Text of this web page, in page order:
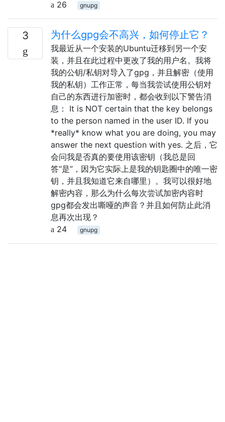
26
gnupg
3 为什么gpg会不高兴，如何停止它？
我最近从一个安装的Ubuntu迁移到另一个安
装，并且在此过程中更改了我的用户名。我将
我的公钥/私钥对导入了gpg，并且解密（使用
我的私钥）工作正常，每当我尝试使用公钥对
自己的东西进行加密时，都会收到以下警告消
息： It is NOT certain that the key belongs
to the person named in the user ID. If you
*really* know what you are doing, you may
answer the next question with yes. 之后，它
会问我是否真的要使用该密钥（我总是回
答“是”，因为它实际上是我的钥匙圈中的唯一密
钥，并且我知道它来自哪里）。我可以很好地
解密内容，那么为什么每次尝试加密内容时
gpg都会发出嘶哑的声音？并且如何防止此消
息再次出现？
24
gnupg